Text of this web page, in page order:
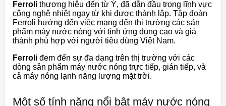
Ferroli thương hiệu đến từ Ý, đã dẫn đầu trong lĩnh vực
công nghệ nhiệt ngay từ khi được thành lập. Tập đoàn
Ferroli hướng đến việc mang đến thị trường các sản
phẩm máy nước nóng với tính ứng dụng cao và giá
thành phù hợp với người tiêu dùng Việt Nam.
Ferroli đem đến sự đa dạng trên thị trường với các
dòng sản phẩm máy nước nóng trực tiếp, gián tiếp, và
cả máy nóng lạnh năng lượng mặt trời.
Một số tính năng nổi bật máy nước nóng